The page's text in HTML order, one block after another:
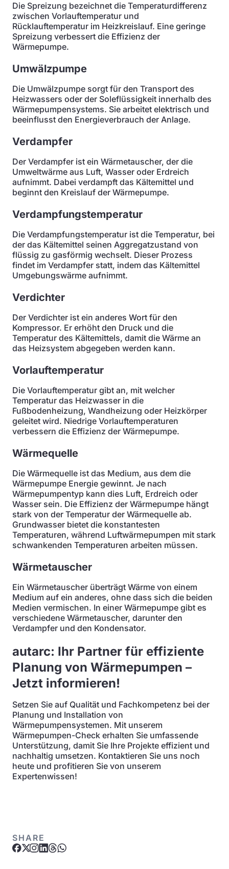
Die Spreizung bezeichnet die Temperaturdifferenz
zwischen Vorlauftemperatur und
Rücklauftemperatur im Heizkreislauf. Eine geringe
Spreizung verbessert die Effizienz der
Wärmepumpe.
Umwälzpumpe
Die Umwälzpumpe sorgt für den Transport des
Heizwassers oder der Soleflüssigkeit innerhalb des
Wärmepumpensystems. Sie arbeitet elektrisch und
beeinflusst den Energieverbrauch der Anlage.
Verdampfer
Der Verdampfer ist ein Wärmetauscher, der die
Umweltwärme aus Luft, Wasser oder Erdreich
aufnimmt. Dabei verdampft das Kältemittel und
beginnt den Kreislauf der Wärmepumpe.
Verdampfungstemperatur
Die Verdampfungstemperatur ist die Temperatur, bei
der das Kältemittel seinen Aggregatzustand von
flüssig zu gasförmig wechselt. Dieser Prozess
findet im Verdampfer statt, indem das Kältemittel
Umgebungswärme aufnimmt.
Verdichter
Der Verdichter ist ein anderes Wort für den
Kompressor. Er erhöht den Druck und die
Temperatur des Kältemittels, damit die Wärme an
das Heizsystem abgegeben werden kann.
Vorlauftemperatur
Die Vorlauftemperatur gibt an, mit welcher
Temperatur das Heizwasser in die
Fußbodenheizung, Wandheizung oder Heizkörper
geleitet wird. Niedrige Vorlauftemperaturen
verbessern die Effizienz der Wärmepumpe.
Wärmequelle
Die Wärmequelle ist das Medium, aus dem die
Wärmepumpe Energie gewinnt. Je nach
Wärmepumpentyp kann dies Luft, Erdreich oder
Wasser sein. Die Effizienz der Wärmepumpe hängt
stark von der Temperatur der Wärmequelle ab.
Grundwasser bietet die konstantesten
Temperaturen, während Luftwärmepumpen mit stark
schwankenden Temperaturen arbeiten müssen.
Wärmetauscher
Ein Wärmetauscher überträgt Wärme von einem
Medium auf ein anderes, ohne dass sich die beiden
Medien vermischen. In einer Wärmepumpe gibt es
verschiedene Wärmetauscher, darunter den
Verdampfer und den Kondensator.
autarc: Ihr Partner für effiziente
Planung von Wärmepumpen –
Jetzt informieren!
Setzen Sie auf Qualität und Fachkompetenz bei der
Planung und Installation von
Wärmepumpensystemen. Mit unserem
Wärmepumpen-Check erhalten Sie umfassende
Unterstützung, damit Sie Ihre Projekte effizient und
nachhaltig umsetzen. Kontaktieren Sie uns noch
heute und profitieren Sie von unserem
Expertenwissen!
SHARE